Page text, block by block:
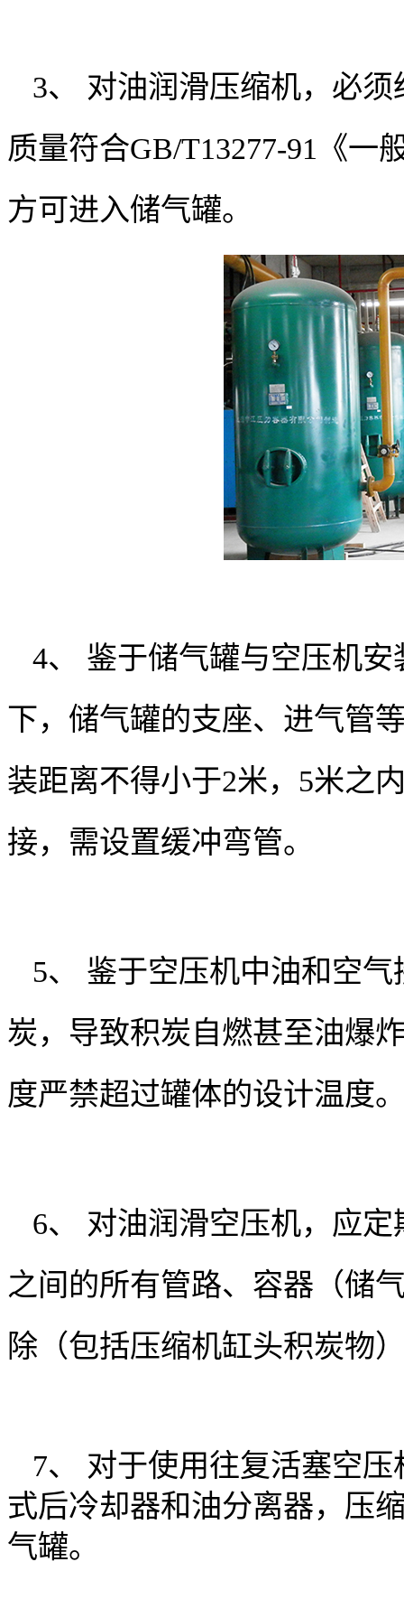
3、 对油润滑压缩机，必
质量符合GB/T13277-91《一
方可进入储气罐。
4、 鉴于储气罐与空压机
下，储气罐的支座、进气管
装距离不得小于2米，5米之
接，需设置缓冲弯管。
5、 鉴于空压机中油和空
炭，导致积炭自燃甚至油爆
度严禁超过罐体的设计温度
6、 对油润滑空压机，应
之间的所有管路、容器（储
除（包括压缩机缸头积炭物
7、 对于使用往复活塞空
式后冷却器和油分离器，压
气罐。